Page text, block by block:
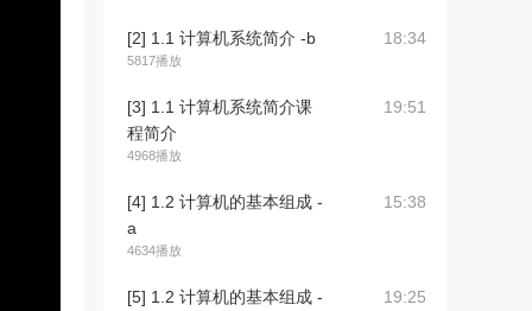
[2] 1.1 计算机系统简介 -b
5817播放
18:34
[3] 1.1 计算机系统简介课
程简介
4968播放
19:51
[4] 1.2 计算机的基本组成 -
a
4634播放
15:38
[5] 1.2 计算机的基本组成 -
19:25